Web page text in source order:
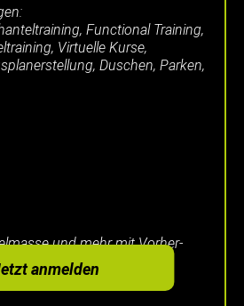
Functional Training,
Virtuelle Kurse,
Duschen, Parken,
und mehr mit Vorher-
unserer App
anmelden